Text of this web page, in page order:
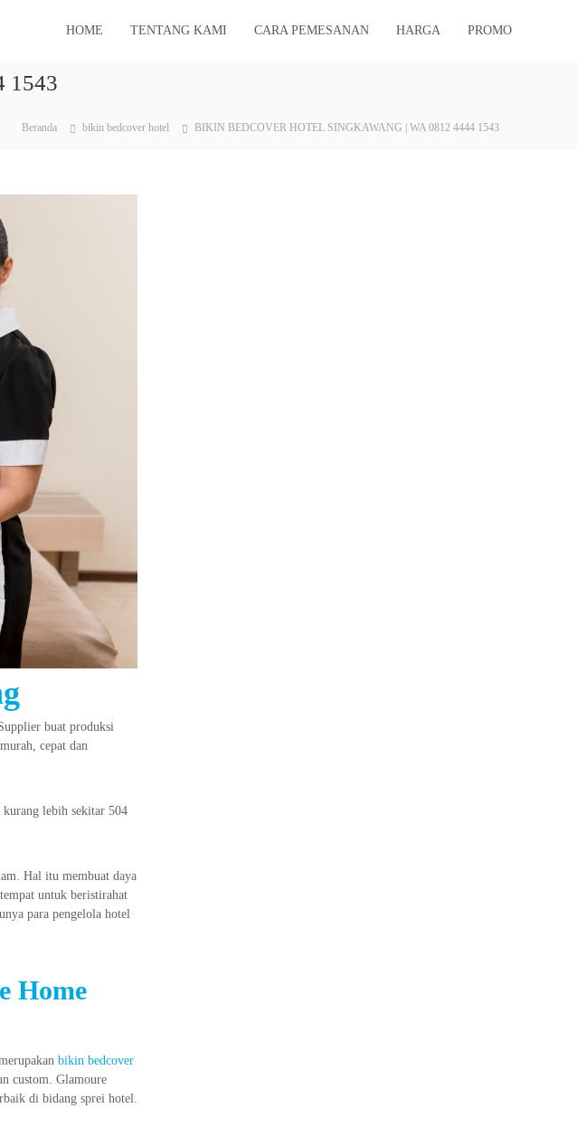
HOME TENTANG KAMI CARA PEMESANAN HARGA PROMO
1543
Beranda bikin bedcover hotel BIKIN BEDCOVER HOTEL SINGKAWANG | WA 0812 4444 1543
buat produksi
cepat dan
kurang lebih sekitar 504
Hal itu membuat daya
untuk beristirahat
para pengelola hotel
Home
bikin bedcover
custom. Glamoure
di bidang sprei hotel.